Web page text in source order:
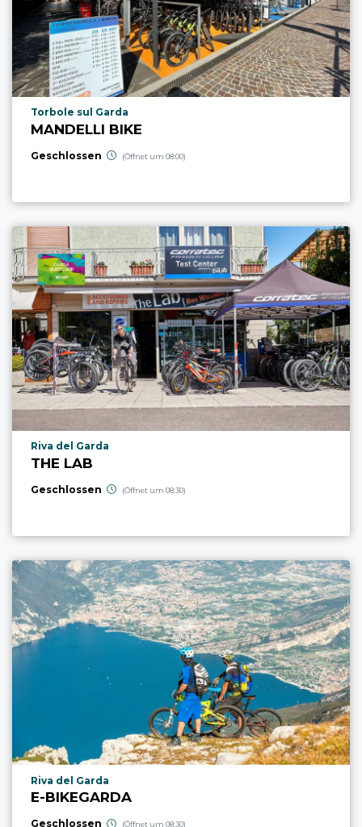
aria.poi_location_prefix
Torbole sul Garda
MANDELLI BIKE
Geschlossen (Öffnet um 08:00)
aria.poi_location_prefix
Riva del Garda
THE LAB
Geschlossen (Öffnet um 08:30)
aria.poi_location_prefix
Riva del Garda
E-BIKEGARDA
Geschlossen (Öffnet um 08:30)